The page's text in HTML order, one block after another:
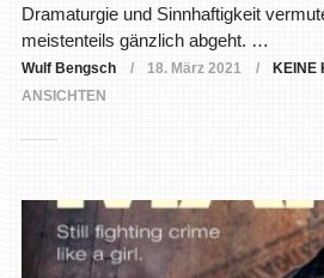
Dramaturgie und Sinnhaftigkeit
meistenteils gänzlich abgeht. …
Wulf Bengsch 18. März 2021 KEINE
ANSICHTEN